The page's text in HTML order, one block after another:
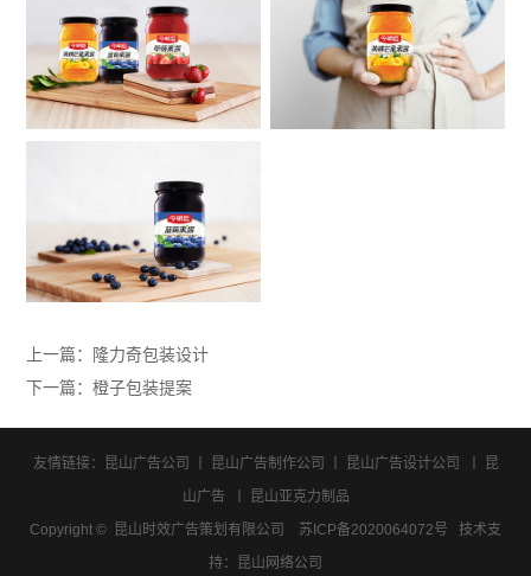
上一篇： 隆力奇包装设计
下一篇：橙子包装提案
友情链接： 昆山广告公司 昆山广告制作公司 昆山广告设计公司
昆
山广告
昆山亚克力制品
Copyright © 昆山时效广告策划有限公司 苏ICP备2020064072号
技术支
持：
昆山网络公司